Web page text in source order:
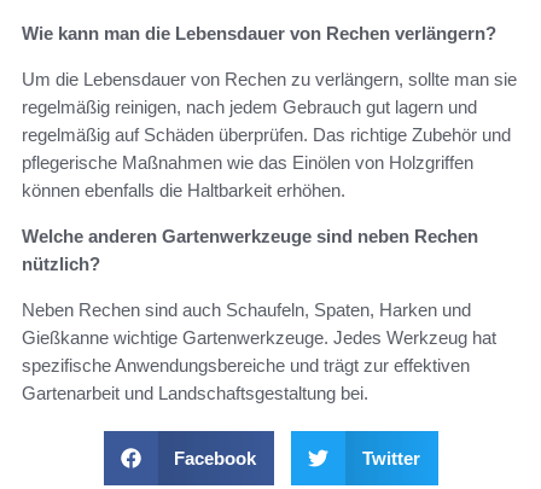
Wie kann man die Lebensdauer von Rechen verlängern?
Um die Lebensdauer von Rechen zu verlängern, sollte man sie
regelmäßig reinigen, nach jedem Gebrauch gut lagern und
regelmäßig auf Schäden überprüfen. Das richtige Zubehör und
pflegerische Maßnahmen wie das Einölen von Holzgriffen
können ebenfalls die Haltbarkeit erhöhen.
Welche anderen Gartenwerkzeuge sind neben Rechen
nützlich?
Neben Rechen sind auch Schaufeln, Spaten, Harken und
Gießkanne wichtige Gartenwerkzeuge. Jedes Werkzeug hat
spezifische Anwendungsbereiche und trägt zur effektiven
Gartenarbeit und Landschaftsgestaltung bei.
Facebook Twitter